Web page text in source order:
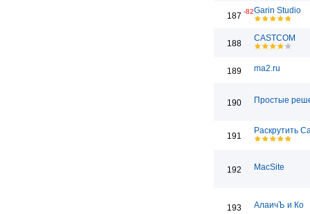
187 -82Garin Studio
188
CASTCOM
189 ma2.ru
190 Простые
191
Раскрутить
192 MacSite
193 АлаичЪ и Ко